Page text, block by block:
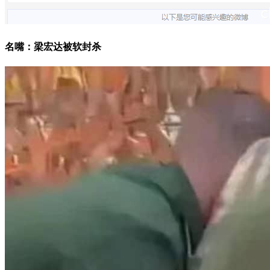
名嘴：梁宏达被软封杀